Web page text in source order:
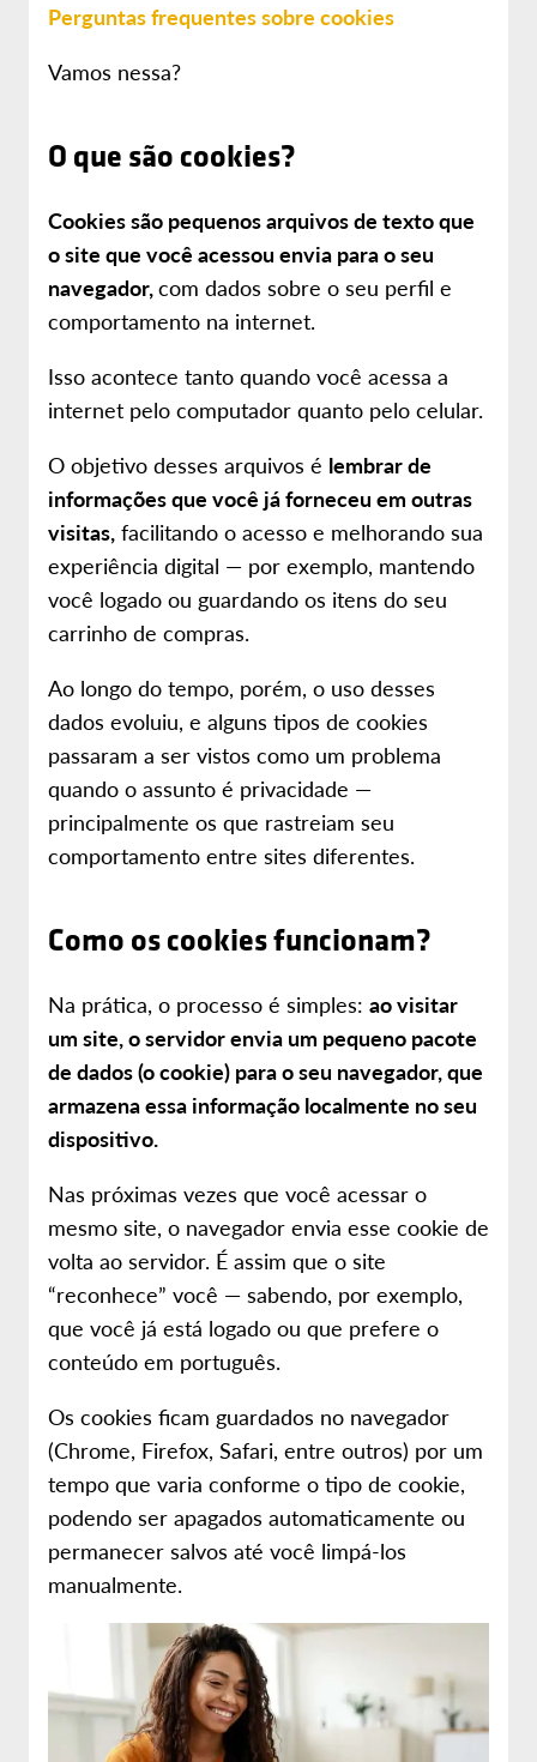
Perguntas frequentes sobre cookies
Vamos nessa?
O que são cookies?
Cookies são pequenos arquivos de texto que
o site que você acessou envia para o seu
navegador,com dados sobre o seu perfil e
comportamento na internet.
Isso acontece tanto quando você acessa a
internet pelo computador quanto pelo celular.
O objetivo desses arquivos é lembrar de
informações que você já forneceu em outras
visitas, facilitando o acesso e melhorando sua
experiência digital — por exemplo, mantendo
você logado ou guardando os itens do seu
carrinho de compras.
Ao longo do tempo, porém, o uso desses
dados evoluiu, e alguns tipos de cookies
passaram a ser vistos como um problema
quando o assunto é privacidade —
principalmente os que rastreiam seu
comportamento entre sites diferentes.
Como os cookies funcionam?
Na prática, o processo é simples: ao visitar
um site, o servidor envia um pequeno pacote
de dados (o cookie) para o seu navegador, que
armazena essa informação localmente no seu
dispositivo.
Nas próximas vezes que você acessar o
mesmo site, o navegador envia esse cookie de
volta ao servidor. É assim que o site
“reconhece” você — sabendo, por exemplo,
que você já está logado ou que prefere o
conteúdo em português.
Os cookies ficam guardados no navegador
(Chrome, Firefox, Safari, entre outros) por um
tempo que varia conforme o tipo de cookie,
podendo ser apagados automaticamente ou
permanecer salvos até você limpá-los
manualmente.